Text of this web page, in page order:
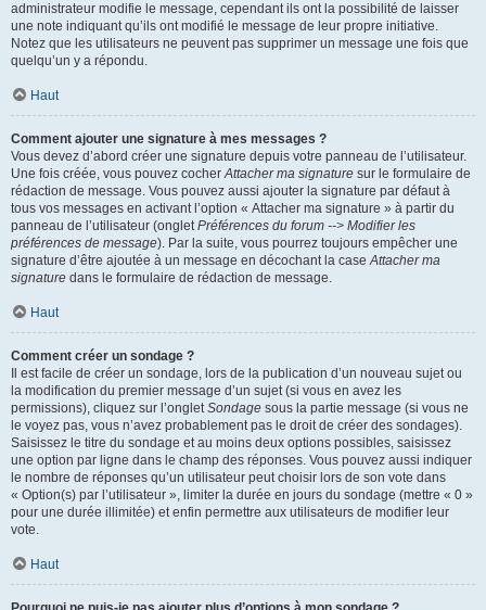
administrateur modifie le message, cependant ils ont la possibilité de laisser
une note indiquant qu’ils ont modifié le message de leur propre initiative.
Notez que les utilisateurs ne peuvent pas supprimer un message une fois que
quelqu’un y a répondu.
Haut
Comment ajouter une signature à mes messages ?
Vous devez d’abord créer une signature depuis votre panneau de l’utilisateur.
Une fois créée, vous pouvez cocherAttacher ma signature sur le formulaire de
rédaction de message. Vous pouvez aussi ajouter la signature par défaut à
tous vos messages en activant l’option « Attacher ma signature » à partir du
panneau de l’utilisateur (ongletPréférences du forum --> Modifier les
préférences de message). Par la suite, vous pourrez toujours empêcher une
signature d’être ajoutée à un message en décochant la caseAttacher ma
signature dans le formulaire de rédaction de message.
Haut
Comment créer un sondage ?
Il est facile de créer un sondage, lors de la publication d’un nouveau sujet ou
la modification du premier message d’un sujet (si vous en avez les
permissions), cliquez sur l’ongletSondage sous la partie message (si vous ne
le voyez pas, vous n’avez probablement pas le droit de créer des sondages).
Saisissez le titre du sondage et au moins deux options possibles, saisissez
une option par ligne dans le champ des réponses. Vous pouvez aussi indiquer
le nombre de réponses qu’un utilisateur peut choisir lors de son vote dans
« Option(s) par l’utilisateur », limiter la durée en jours du sondage (mettre « 0 »
pour une durée illimitée) et enfin permettre aux utilisateurs de modifier leur
vote.
Haut